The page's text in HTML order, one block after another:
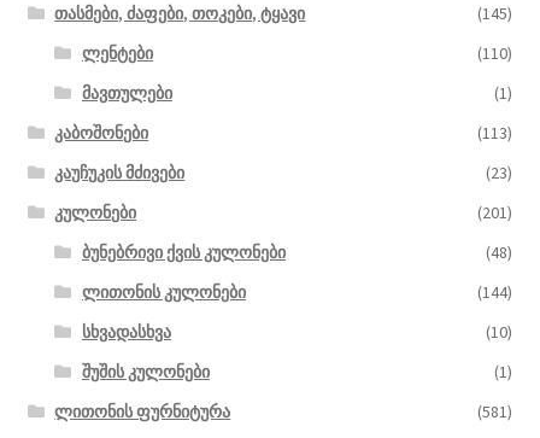
თასმები, ძაფები, თოკები, ტყავი
(145)
ლენტები
(110)
მავთულები
(1)
კაბოშონები
(113)
კაუჩუკის მძივები
(23)
კულონები
(201)
ბუნებრივი ქვის კულონები
(48)
ლითონის კულონები
(144)
სხვადასხვა
(10)
შუშის კულონები
(1)
ლითონის ფურნიტურა
(581)